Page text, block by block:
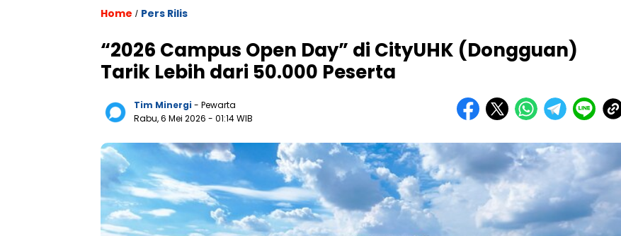
Home / Pers Rilis
“2026 Campus Open Day” di CityUHK (Dongguan)
Tarik Lebih dari 50.000 Peserta
Tim Minergi - Pewarta
Rabu, 6 Mei 2026 - 01:14 WIB